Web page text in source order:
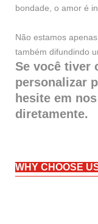
bondade, o amor é
Não estamos
também difundindo
Se você tiver
personalizar
hesite em
diretamente.
WHY CHOOSE